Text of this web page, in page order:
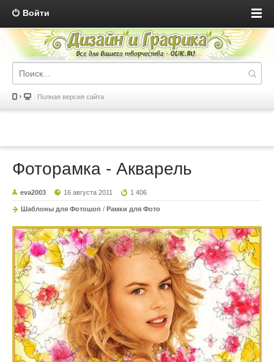
Войти
Полная версия сайта
Фоторамка - Акварель
eva2003 16 августа 2011 1 406
Шаблоны для Фотошоп / Рамки для Фото